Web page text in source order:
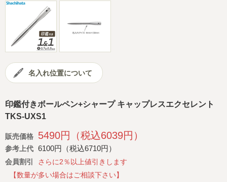
会社概要
名入れ位置について
印鑑付きボールペン+シャープ キャップレスエクセレント
TKS-UXS1
販売価格 5490円（税込6039円）
参考上代 6100円（税込6710円）
会員割引
さらに2％以上値引きします
【数量が多い場合はご相談下さい】